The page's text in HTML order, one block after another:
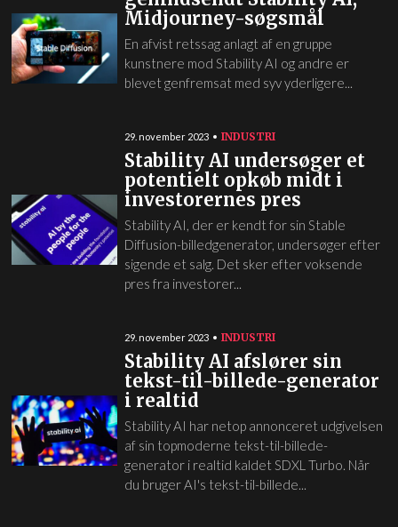
Midjourney-søgsmål
En afvist retssag anlagt af en gruppe
kunstnere mod Stability AI og andre er
blevet genfremsat med syv yderligere...
29. november 2023 INDUSTRI
Stability AI undersøger et
potentielt opkøb midt i
investorernes pres
Stability AI, der er kendt for sin Stable
Diffusion-billedgenerator, undersøger efter
sigende et salg. Det sker efter voksende
pres fra investorer...
29. november 2023 INDUSTRI
Stability AI afslører sin
tekst-til-billede-generator
i realtid
Stability AI har netop annonceret udgivelsen
af sin topmoderne tekst-til-billede-
generator i realtid kaldet SDXL Turbo. Når
du bruger AI's tekst-til-billede...